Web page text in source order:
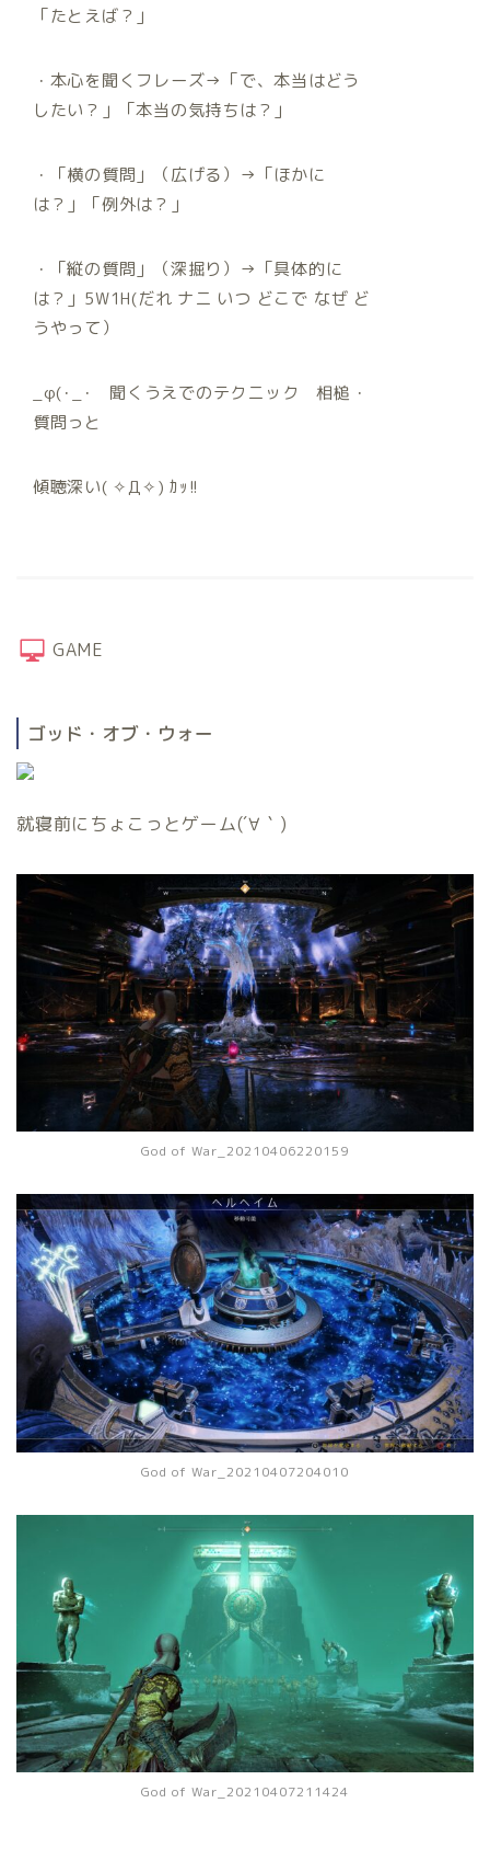
「たとえば？」
・本心を聞くフレーズ→「で、本当はどう
したい？」「本当の気持ちは？」
・「横の質問」（広げる）→「ほかに
は？」「例外は？」
・「縦の質問」（深掘り）→「具体的に
は？」5W1H(だれ ナニ いつ どこで なぜ ど
うやって）
_φ(･_･ 聞くうえでのテクニック 相槌・
質問っと
傾聴深い( ✧Д✧) ｶｯ!!
GAME
ゴッド・オブ・ウォー
就寝前にちょこっとゲーム(´∀｀)
God of War_20210406220159
God of War_20210407204010
God of War_20210407211424